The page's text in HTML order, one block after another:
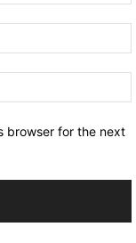
browser for the next